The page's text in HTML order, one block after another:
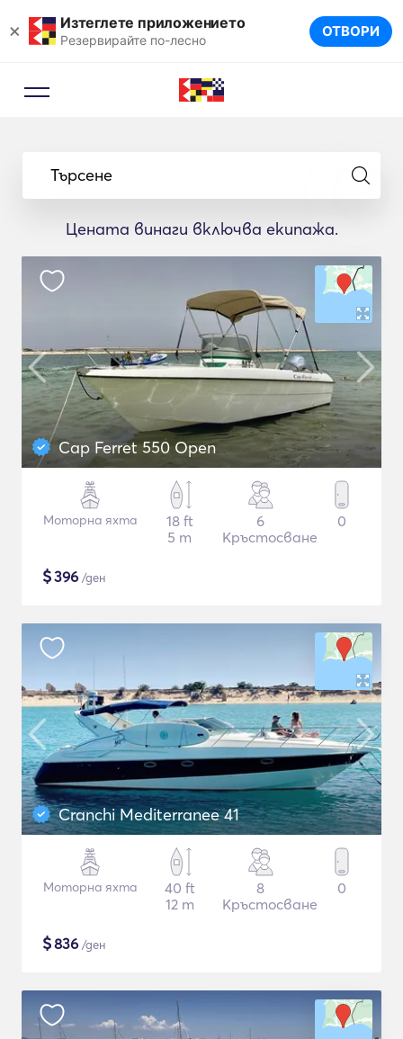
× Изтеглете приложението
Резервирайте по-лесно ОТВОРИ
Търсене
Цената винаги включва екипажа.
Cap Ferret 550 Open
Моторна яхта
18 ft
5 m
6
Кръстосване
0
$396 /ден
Cranchi Mediterranee 41
Моторна яхта
40 ft
12 m
8
Кръстосване
0
$836 /ден